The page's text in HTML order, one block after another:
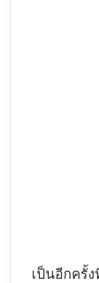
เป็นอีกครั้ง